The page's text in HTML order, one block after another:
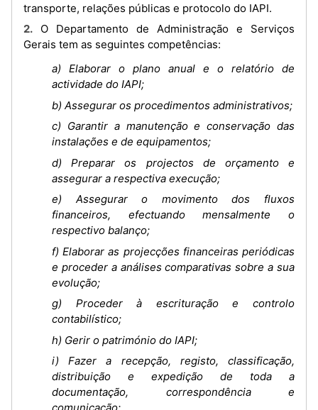
transporte, relações públicas e protocolo do IAPI.
2. O Departamento de Administração e Serviços
Gerais tem as seguintes competências:
a) Elaborar o plano anual e o relatório de
actividade do IAPI;
b) Assegurar os procedimentos administrativos;
c) Garantir a manutenção e conservação das
instalações e de equipamentos;
d) Preparar os projectos de orçamento e
assegurar a respectiva execução;
e) Assegurar o movimento dos fluxos
financeiros, efectuando mensalmente o
respectivo balanço;
f) Elaborar as projecções financeiras periódicas
e proceder a análises comparativas sobre a sua
evolução;
g) Proceder à escrituração e controlo
contabilístico;
h) Gerir o património do IAPI;
i) Fazer a recepção, registo, classificação,
distribuição e expedição de toda a
documentação, correspondência e